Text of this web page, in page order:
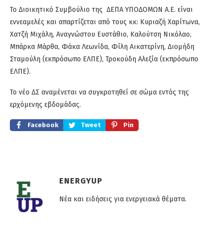
Το Διοικητικό Συμβούλιο της ΔΕΠΑ ΥΠΟΔΟΜΩΝ Α.Ε. είναι
εννεαμελές και απαρτίζεται από τους κκ: Κυριαζή Χαρίτωνα,
Χατζή Μιχάλη, Αναγνώστου Ευστάθιο, Καλούτση Νικόλαο,
Μπάρκα Μάρθα, Φάκα Λεωνίδα, Φίλη Αικατερίνη, Διομήδη
Σταμούλη (εκπρόσωπο ΕΛΠΕ), Τροκούδη Αλεξία (εκπρόσωπο
ΕΛΠΕ).
Το νέο ΔΣ αναμένεται να συγκροτηθεί σε σώμα εντός της
ερχόμενης εβδομάδας.
Facebook Tweet Pin
ENERGYUP
Νέα και ειδήσεις για ενεργειακά θέματα.